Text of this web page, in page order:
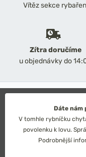
Vítěz sekce
Zítra doručíme
u objednávky do
Dáte nám
V tomhle rybníčku
povolenku k lovu.
Podrobnější